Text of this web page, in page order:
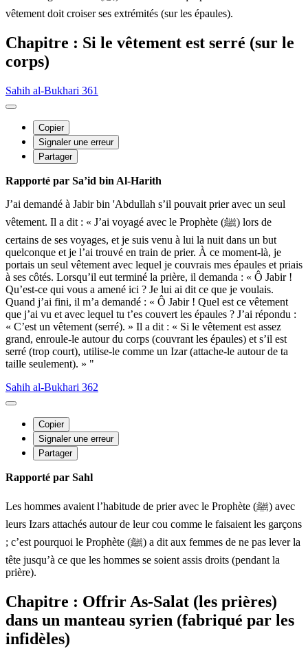
vêtement doit croiser ses extrémités (sur les épaules).
Chapitre : Si le vêtement est serré (sur le
corps)
Sahih al-Bukhari 361
Copier
Signaler une erreur
Partager
Rapporté par Sa’id bin Al-Harith
J’ai demandé à Jabir bin 'Abdullah s’il pouvait prier avec un seul
vêtement. Il a dit : « J’ai voyagé avec le Prophète (ﷺ) lors de
certains de ses voyages, et je suis venu à lui la nuit dans un but
quelconque et je l’ai trouvé en train de prier. À ce moment-là, je
portais un seul vêtement avec lequel je couvrais mes épaules et priais
à ses côtés. Lorsqu’il eut terminé la prière, il demanda : « Ô Jabir !
Qu’est-ce qui vous a amené ici ? Je lui ai dit ce que je voulais.
Quand j’ai fini, il m’a demandé : « Ô Jabir ! Quel est ce vêtement
que j’ai vu et avec lequel tu t’es couvert les épaules ? J’ai répondu :
« C’est un vêtement (serré). » Il a dit : « Si le vêtement est assez
grand, enroule-le autour du corps (couvrant les épaules) et s’il est
serré (trop court), utilise-le comme un Izar (attache-le autour de ta
taille seulement). » "
Sahih al-Bukhari 362
Copier
Signaler une erreur
Partager
Rapporté par Sahl
Les hommes avaient l’habitude de prier avec le Prophète (ﷺ) avec
leurs Izars attachés autour de leur cou comme le faisaient les garçons
; c’est pourquoi le Prophète (ﷺ) a dit aux femmes de ne pas lever la
tête jusqu’à ce que les hommes se soient assis droits (pendant la
prière).
Chapitre : Offrir As-Salat (les prières)
dans un manteau syrien (fabriqué par les
infidèles)